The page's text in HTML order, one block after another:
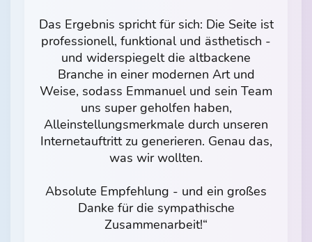
Das Ergebnis spricht für sich: Die Seite ist
professionell, funktional und ästhetisch -
und widerspiegelt die altbackene
Branche in einer modernen Art und
Weise, sodass Emmanuel und sein Team
uns super geholfen haben,
Alleinstellungsmerkmale durch unseren
Internetauftritt zu generieren. Genau das,
was wir wollten.
Absolute Empfehlung - und ein großes
Danke für die sympathische
Zusammenarbeit!“